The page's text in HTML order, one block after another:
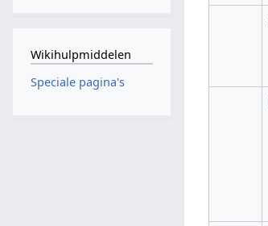
Wikihulpmiddelen
Speciale pagina's